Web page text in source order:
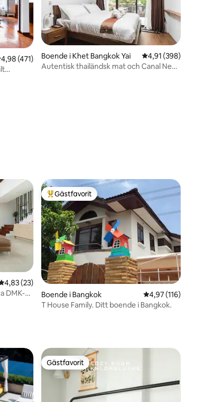
av 5 i genomsnittligt betyg, 471 omdömen
4,98 (471)
Boende i Khet Bangkok Yai 4,91 av 5 i
4,91 (398)
Autentisk thailändsk mat och Canal Next
av 5 i genomsnittligt betyg, 23 omdömen
4,83 (23)
DMK-
Populär gästfavorit
Gästfavorit
Boende i Bangkok 4,97 av 5 i
4,97 (116)
T House Family. Ditt boende i Bangkok.
Gästfavorit
Gästfavorit